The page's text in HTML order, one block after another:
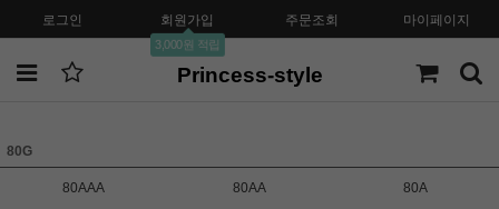
로그인 회원가입
3,000원 적립
주문조회 마이페이지
Princess-style
80G
80AAA 80AA 80A